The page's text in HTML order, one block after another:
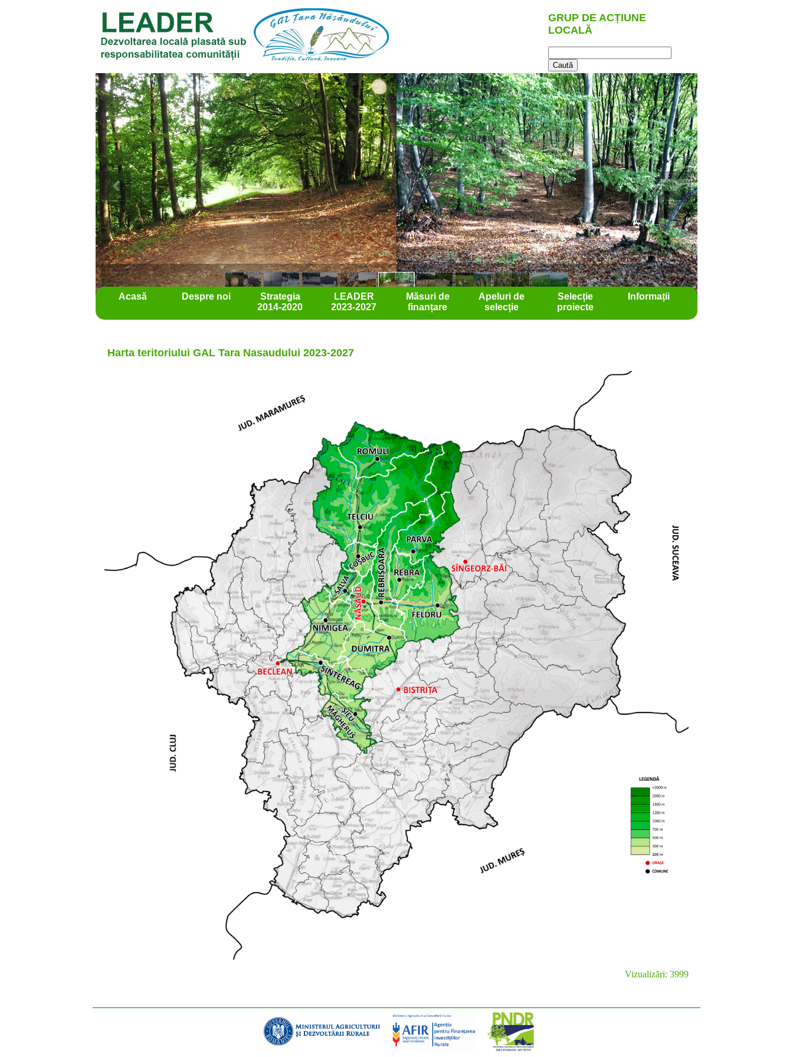
GRUP DE ACȚIUNE
LOCALĂ
Acasă Despre noi
Strategia
2014-2020
LEADER
2023-2027
Măsuri de
finanțare
Apeluri de
selecție
Selecție
proiecte
Informații
Harta teritoriului GAL Tara Nasaudului 2023-2027
Vizualizări: 3999